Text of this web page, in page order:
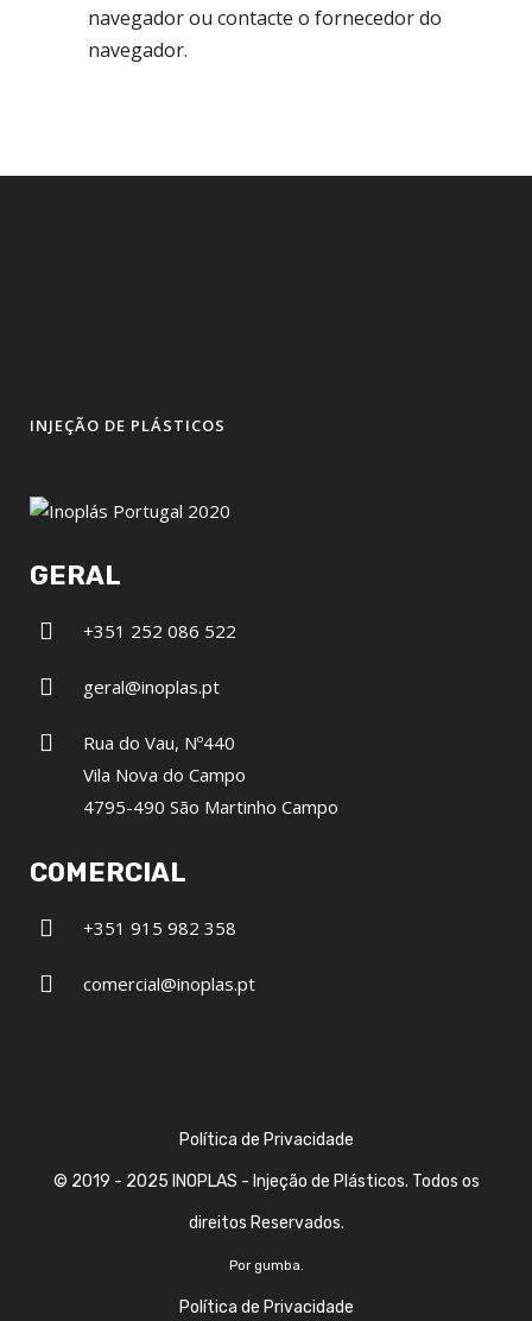
navegador ou contacte o fornecedor do
navegador.
INJEÇÃO DE PLÁSTICOS
GERAL
+351 252 086 522
geral@inoplas.pt
Rua do Vau, Nº440
Vila Nova do Campo
4795-490 São Martinho Campo
COMERCIAL
+351 915 982 358
comercial@inoplas.pt
Política de Privacidade
© 2019 - 2025 INOPLAS - Injeção de Plásticos. Todos os
direitos Reservados.
Porgumba.
Política de Privacidade